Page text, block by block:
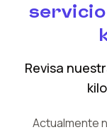
Revisa
Actualmente